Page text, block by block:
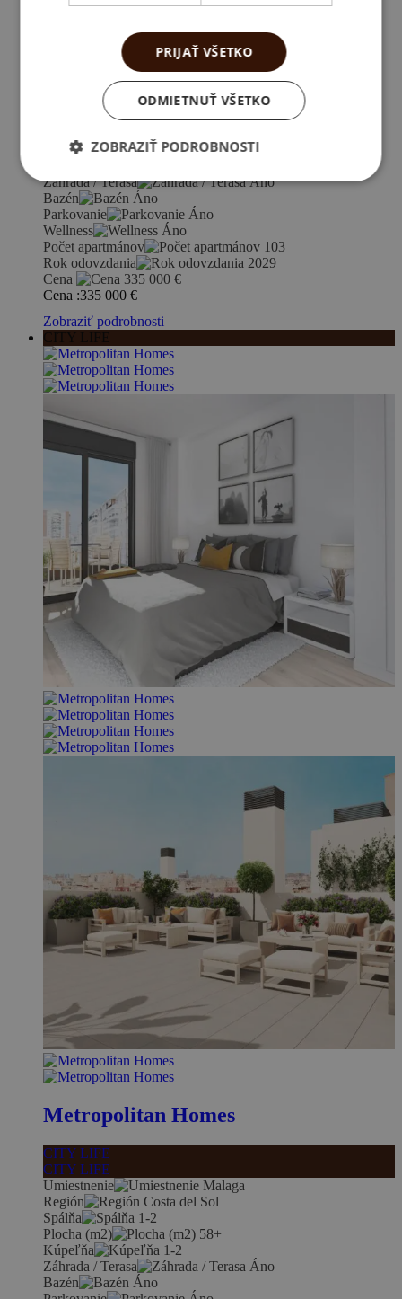
Helvet Green
Umiestnenie
Mijas
Costa del Sol
Plocha (m2)
87-208
Záhrada / Terasa
Áno
Bazén
Áno
Parkovanie
Áno
Wellness
Áno
Počet apartmánov
103
Rok odovzdania
2029
Cena
335 000 €
Cena :335 000 €
Zobraziť podrobnosti
CITY LIFE
Metropolitan Homes
CITY LIFE
CITY LIFE
Umiestnenie
Malaga
Región
Costa del Sol
Spálňa
1-2
Plocha (m2)
58+
Kúpeľňa
1-2
Záhrada / Terasa
Áno
Bazén
Áno
PRIJAŤ VŠETKO
ODMIETNUŤ VŠETKO
ZOBRAZIŤ PODROBNOSTI